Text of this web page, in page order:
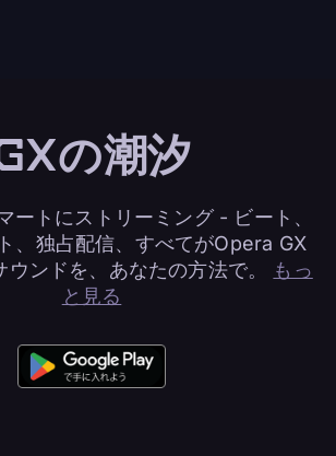
の潮汐
ートにストリーミング - ビート、
、独占配信、すべてがOpera GX
ウンドを、あなたの方法で。
もっ
と見る